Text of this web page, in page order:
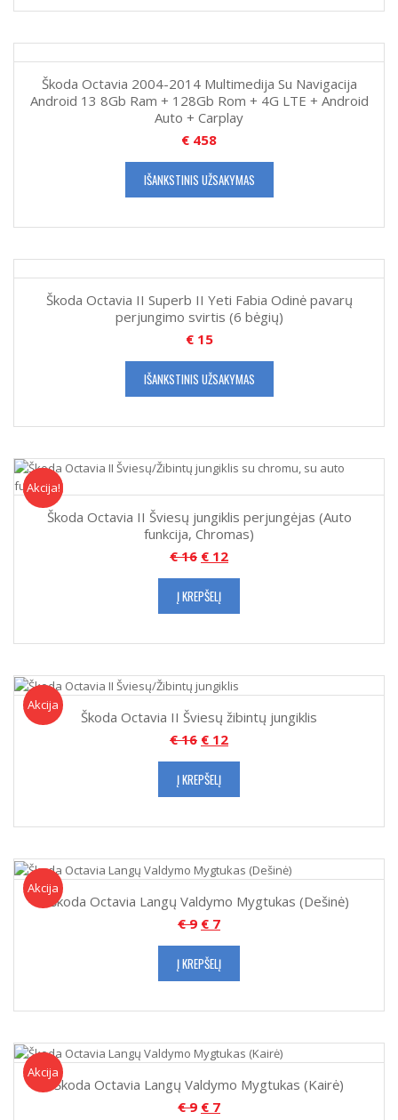
Škoda Octavia 2004-2014 Multimedija Su Navigacija
Android 13 8Gb Ram + 128Gb Rom + 4G LTE + Android
Auto + Carplay
€ 458
IŠANKSTINIS UŽSAKYMAS
Škoda Octavia II Superb II Yeti Fabia Odinė pavarų
perjungimo svirtis (6 bėgių)
€15
IŠANKSTINIS UŽSAKYMAS
Akcija
Akcija!
Škoda Octavia II Šviesų jungiklis perjungėjas (Auto
funkcija, Chromas)
€16 € 12
Į KREPŠELĮ
Akcija
Akcija!
Škoda Octavia II Šviesų žibintų jungiklis
€16 € 12
Į KREPŠELĮ
Akcija
Akcija!
Škoda Octavia Langų Valdymo Mygtukas (Dešinė)
€9 € 7
Į KREPŠELĮ
Akcija
Akcija!
Škoda Octavia Langų Valdymo Mygtukas (Kairė)
€9 € 7